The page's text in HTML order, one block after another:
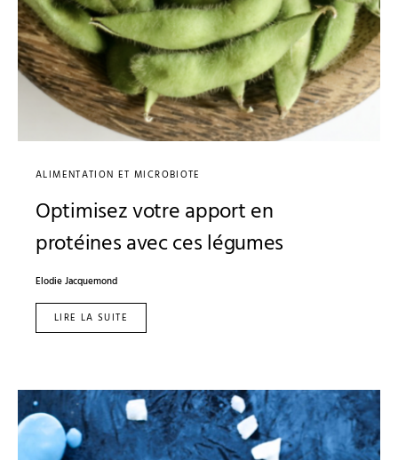
ALIMENTATION ET MICROBIOTE
Optimisez votre apport en
protéines avec ces légumes
Elodie Jacquemond
LIRE LA SUITE